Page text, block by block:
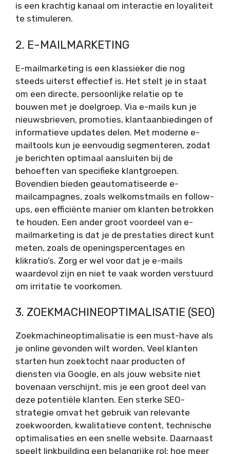
is een krachtig kanaal om interactie en loyaliteit
te stimuleren.
2. E-MAILMARKETING
E-mailmarketing is een klassieker die nog
steeds uiterst effectief is. Het stelt je in staat
om een directe, persoonlijke relatie op te
bouwen met je doelgroep. Via e-mails kun je
nieuwsbrieven, promoties, klantaanbiedingen of
informatieve updates delen. Met moderne e-
mailtools kun je eenvoudig segmenteren, zodat
je berichten optimaal aansluiten bij de
behoeften van specifieke klantgroepen.
Bovendien bieden geautomatiseerde e-
mailcampagnes, zoals welkomstmails en follow-
ups, een efficiënte manier om klanten betrokken
te houden. Een ander groot voordeel van e-
mailmarketing is dat je de prestaties direct kunt
meten, zoals de openingspercentages en
klikratio’s. Zorg er wel voor dat je e-mails
waardevol zijn en niet te vaak worden verstuurd
om irritatie te voorkomen.
3. ZOEKMACHINEOPTIMALISATIE (SEO)
Zoekmachineoptimalisatie is een must-have als
je online gevonden wilt worden. Veel klanten
starten hun zoektocht naar producten of
diensten via Google, en als jouw website niet
bovenaan verschijnt, mis je een groot deel van
deze potentiële klanten. Een sterke SEO-
strategie omvat het gebruik van relevante
zoekwoorden, kwalitatieve content, technische
optimalisaties en een snelle website. Daarnaast
speelt linkbuilding een belangrijke rol: hoe meer